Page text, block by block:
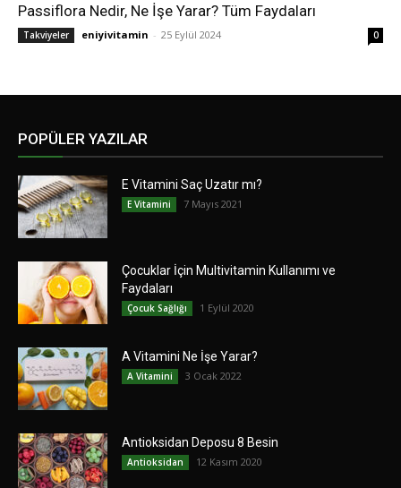
Passiflora Nedir, Ne İşe Yarar? Tüm Faydaları
Takviyeler eniyivitamin - 25 Eylül 2024 0
POPÜLER YAZILAR
E Vitamini Saç Uzatır mı?
E Vitamini 7 Mayıs 2021
Çocuklar İçin Multivitamin Kullanımı ve
Faydaları
Çocuk Sağlığı 1 Eylül 2020
A Vitamini Ne İşe Yarar?
A Vitamini 3 Ocak 2022
Antioksidan Deposu 8 Besin
Antioksidan 12 Kasım 2020